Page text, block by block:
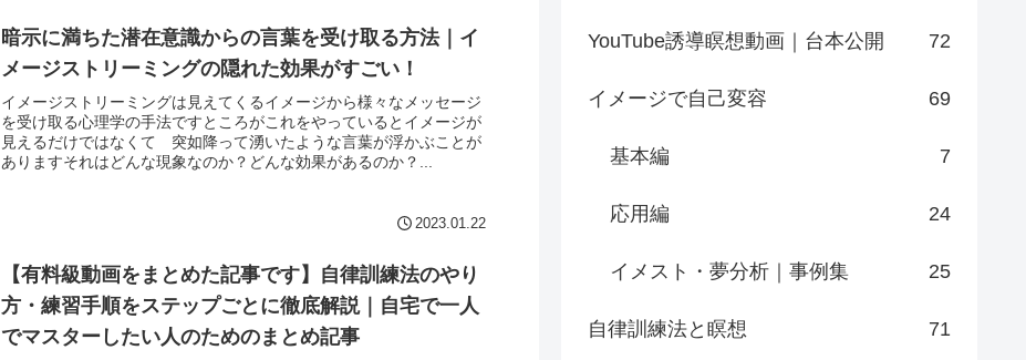
暗示に満ちた潜在意識からの言葉を受け取る方法｜イ
メージストリーミングの隠れた効果がすごい！
イメージストリーミングは見えてくるイメージから様々なメッセージ
を受け取る心理学の手法ですところがこれをやっているとイメージが
見えるだけではなくて 突如降って湧いたような言葉が浮かぶことが
ありますそれはどんな現象なのか？どんな効果があるのか？...
2023.01.22
【有料級動画をまとめた記事です】自律訓練法のやり
方・練習手順をステップごとに徹底解説｜自宅で一人
でマスターしたい人のためのまとめ記事
YouTube誘導瞑想動画｜台本公開 72
イメージで自己変容 69
基本編 7
応用編 24
イメスト・夢分析｜事例集 25
自律訓練法と瞑想 71